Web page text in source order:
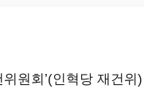
원회’(인혁당 재건위)